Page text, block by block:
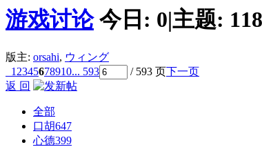
游戏讨论 今日: 0|主题:
版主: orsahi, ウィング
1 2345678910... 593 / 593 页下一页
返 回
全部
口胡647
心德399